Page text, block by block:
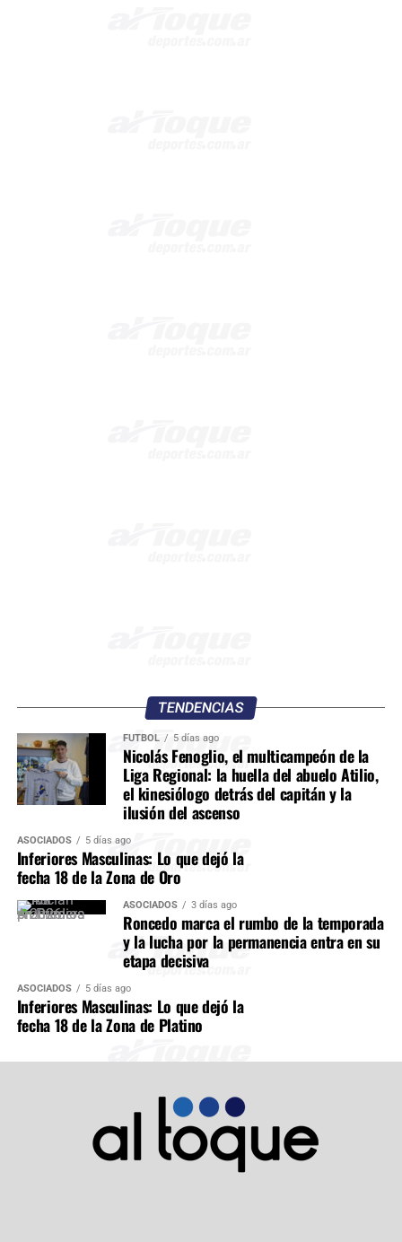
TENDENCIAS
FÚTBOL 5 días ago
Nicolás Fenoglio, el multicampeón de la
Liga Regional: la huella del abuelo Atilio,
el kinesiólogo detrás del capitán y la
ilusión del ascenso
ASOCIADOS 5 días ago
Inferiores Masculinas: Lo que dejó la
fecha 18 de la Zona de Oro
ASOCIADOS 3 días ago
Roncedo marca el rumbo de la temporada
y la lucha por la permanencia entra en su
etapa decisiva
ASOCIADOS 5 días ago
Inferiores Masculinas: Lo que dejó la
fecha 18 de la Zona de Platino